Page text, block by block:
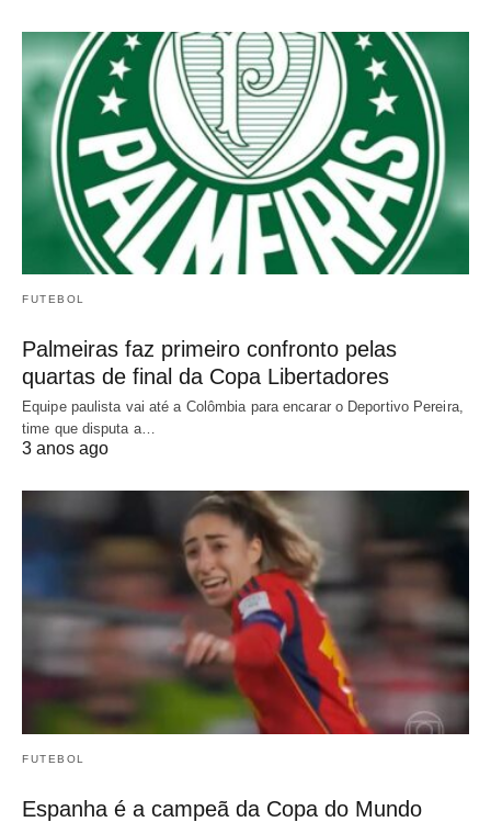
FUTEBOL
Palmeiras faz primeiro confronto pelas
quartas de final da Copa Libertadores
Equipe paulista vai até a Colômbia para encarar o Deportivo Pereira,
time que disputa a…
3 anos ago
FUTEBOL
Espanha é a campeã da Copa do Mundo